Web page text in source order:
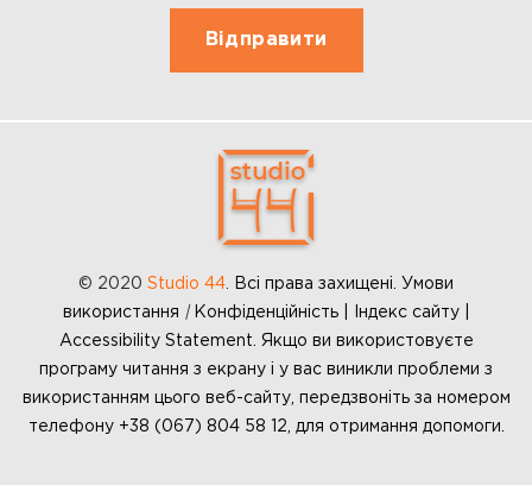
© 2020 Studio 44
Всі права захищені. Умови
використання | Конфіденційність | Індекс сайту |
Accessibility Statement. Якщо ви використовуєте
програму читання з екрану і у вас виникли проблеми з
використанням цього веб-сайту, передзвоніть за номером
телефону +38 (067) 804 58 12, для отримання допомоги.